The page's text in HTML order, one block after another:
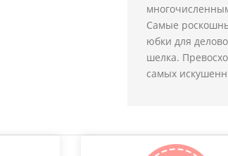
Самые
юбки для
шелка.
самых